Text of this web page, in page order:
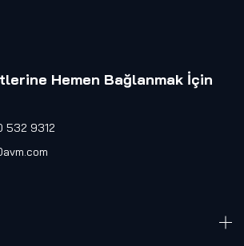
Hemen Bağlanmak İçin
532 9312